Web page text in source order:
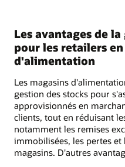
Les avantages de
pour les retailers
d'alimentation
Les magasins
gestion des stocks pour
approvisionnés en
clients, tout en réduisant
notamment les remises
immobilisées, les pertes
magasins. D'autres